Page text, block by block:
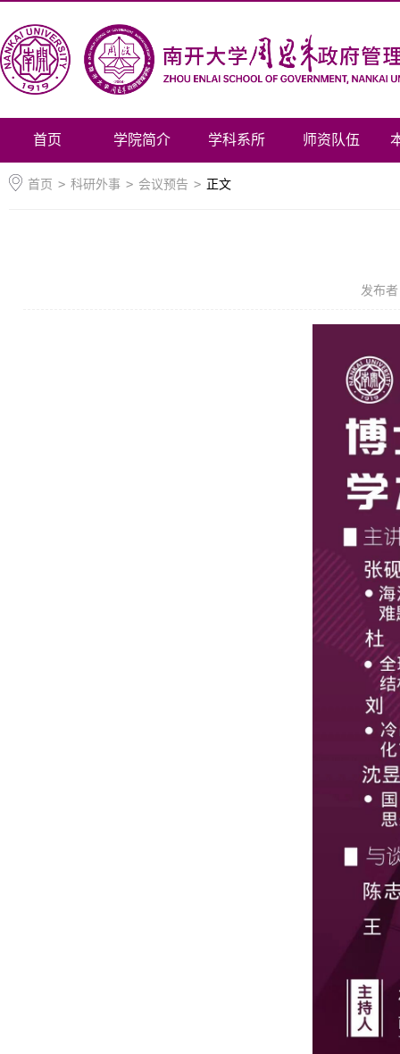
首页 学院简介 学科系所 师资队伍
首页 > 科研外事 > 会议预告 > 正文
发布